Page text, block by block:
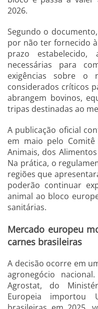
2026.
Segundo o
por não ter fornecido
prazo estabelecido,
necessárias para
exigências sobre o
considerados críticos
abrangem bovinos,
tripas destinadas ao
A publicação oficial
em maio pelo Comitê
Animais, dos
Na prática, o
regiões que
poderão continuar
animal ao bloco
sanitárias.
Mercado europeu
carnes brasileiras
A decisão ocorre em
agronegócio
Agrostat, do
Europeia importou